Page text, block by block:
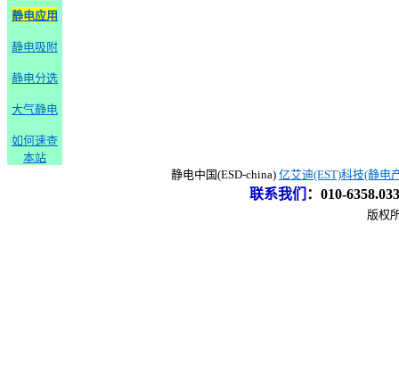
静电应用
静电吸附
静电分选
大气静电
如何速查
本站
静电中国(ESD-china) 亿艾迪(EST)科技(静电
联系我们 ： 010-
版权